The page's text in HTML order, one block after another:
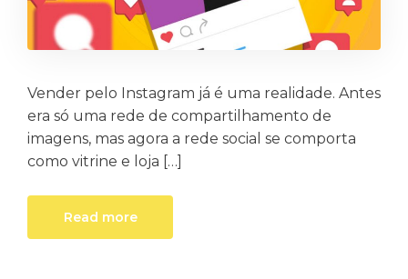
Vender pelo Instagram já é uma realidade. Antes
era só uma rede de compartilhamento de
imagens, mas agora a rede social se comporta
como vitrine e loja […]
Read more